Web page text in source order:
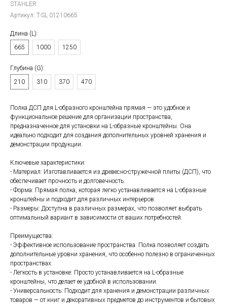
STAHLER
Артикул: T-SL 01210665
Длина (L):
665
1000 1250
Глубина (G):
210
310 370 470
Полка ДСП для L-образного кронштейна прямая — это удобное и
функциональное решение для организации пространства,
предназначенное для установки на L-образные кронштейны. Она
идеально подходит для создания дополнительных уровней хранения и
демонстрации продукции.
Ключевые характеристики:
- Материал: Изготавливается из древесно-стружечной плиты (ДСП), что
обеспечивает прочность и долговечность.
- Форма: Прямая полка, которая легко устанавливается на L-образные
кронштейны и подходит для различных интерьеров.
- Размеры: Доступна в различных размерах, что позволяет выбрать
оптимальный вариант в зависимости от ваших потребностей.
Преимущества:
- Эффективное использование пространства: Полка позволяет создать
дополнительные уровни хранения, что особенно полезно в ограниченных
пространствах.
- Легкость в установке: Просто устанавливается на L-образные
кронштейны, что делает ее удобной в использовании.
- Универсальность: Подходит для хранения и демонстрации различных
товаров — от книг и декоративных предметов до инструментов и бытовых